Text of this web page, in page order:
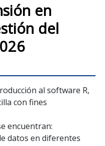
en
del
al software R,
con fines
encuentran:
datos en diferentes